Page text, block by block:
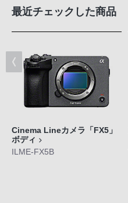
最近チェックした商品
Cinema Lineカメラ「FX5」
ボディ
ILME-FX5B